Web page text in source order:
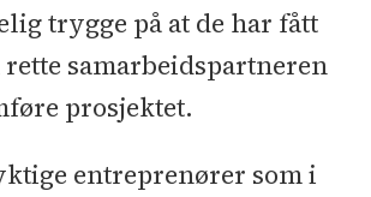
trygge på at de har fått
rette samarbeidspartneren
prosjektet.
entreprenører som i